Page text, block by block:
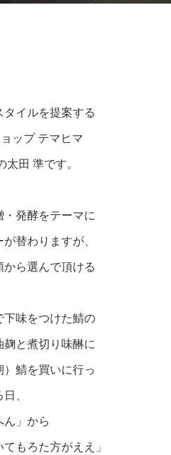
イルを提案する
ップ テマヒマ
田 準です。
発酵をテーマに
替わりますが、
ら選んで頂ける
味をつけた鯖の
と煮切り味醂に
鯖を買いに行っ
、
ん」から
もろた方がええ」